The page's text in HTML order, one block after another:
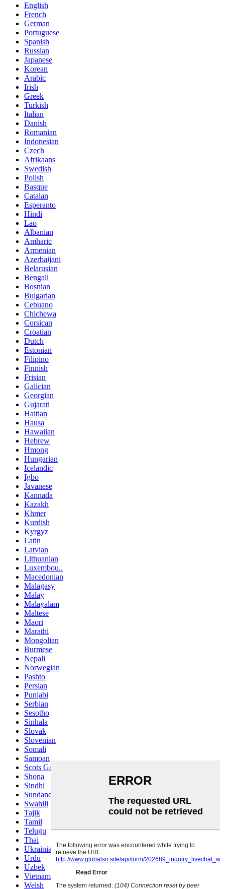
English
French
German
Portuguese
Spanish
Russian
Japanese
Korean
Arabic
Irish
Greek
Turkish
Italian
Danish
Romanian
Indonesian
Czech
Afrikaans
Swedish
Polish
Basque
Catalan
Esperanto
Hindi
Lao
Albanian
Amharic
Armenian
Azerbaijani
Belarusian
Bengali
Bosnian
Bulgarian
Cebuano
Chichewa
Corsican
Croatian
Dutch
Estonian
Filipino
Finnish
Frisian
Galician
Georgian
Gujarati
Haitian
Hausa
Hawaiian
Hebrew
Hmong
Hungarian
Icelandic
Igbo
Javanese
Kannada
Kazakh
Khmer
Kurdish
Kyrgyz
Latin
Latvian
Lithuanian
Luxembou..
Macedonian
Malagasy
Malay
Malayalam
Maltese
Maori
Marathi
Mongolian
Burmese
Nepali
Norwegian
Pashto
Persian
Punjabi
Serbian
Sesotho
Sinhala
Slovak
Slovenian
Somali
Samoan
Scots Gaelic
Shona
Sindhi
Sundanese
Swahili
Tajik
Tamil
Telugu
Thai
Ukrainian
Urdu
Uzbek
Vietnamese
Welsh